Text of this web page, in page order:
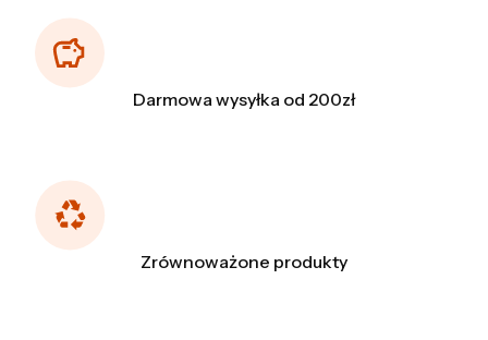
Darmowa wysyłka od 200zł
Zrównoważone produkty